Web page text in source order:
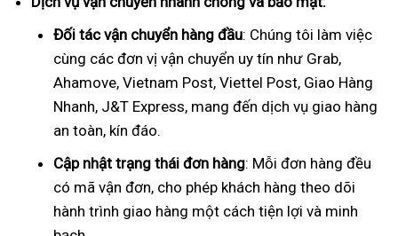
Đối tác vận chuyển hàng đầu: Chúng tôi làm việc
cùng các đơn vị vận chuyển uy tín như Grab,
Ahamove, Vietnam Post, Viettel Post, Giao Hàng
Nhanh, J&T Express, mang đến dịch vụ giao hàng
an toàn, kín đáo.
Cập nhật trạng thái đơn hàng: Mỗi đơn hàng đều
có mã vận đơn, cho phép khách hàng theo dõi
hành trình giao hàng một cách tiện lợi và minh